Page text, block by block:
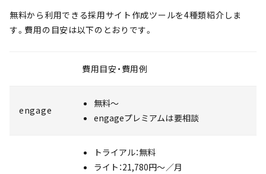
無料から利用できる採用サイト作成ツールを4種類紹介しま
す。費用の目安は以下のとおりです。
費用目安・費用例
engage
無料〜
engageプレミアムは要相談
トライアル：無料
ライト：21,780円〜／月